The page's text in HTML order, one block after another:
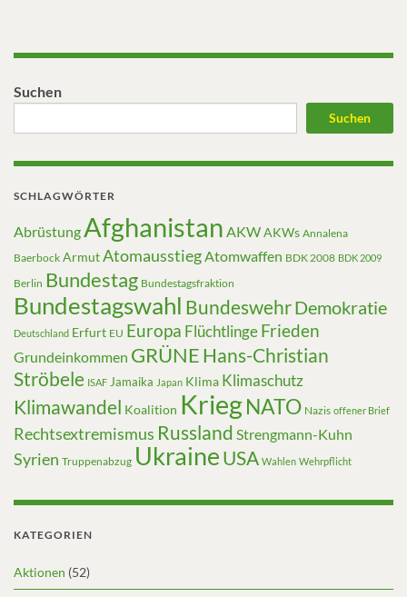
Suchen
Suchen
SCHLAGWÖRTER
Abrüstung Afghanistan AKWAKWs Annalena
Baerbock ArmutAtomausstiegAtomwaffen BDK 2008 BDK 2009
Berlin Bundestag Bundestagsfraktion
Bundestagswahl BundeswehrDemokratie
Deutschland Erfurt EU Europa FlüchtlingeFrieden
Grundeinkommen GRÜNE Hans-Christian
Ströbele ISAF Jamaika Japan Klima Klimaschutz
Klimawandel Koalition KriegNATO Nazis offener Brief
Rechtsextremismus Russland Strengmann-Kuhn
Syrien Truppenabzug UkraineUSA Wahlen Wehrpflicht
KATEGORIEN
Aktionen (52)